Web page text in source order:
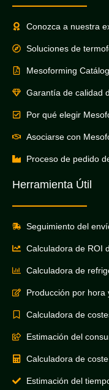
Conozca a nuestra
Soluciones de
Mesoforming
Garantía de calidad
Por qué elegir
Asociarse con
Proceso de pedido
Herramienta Útil
Seguimiento del
Calculadora de ROI
Calculadora de
Producción por hora
Calculadora de
Estimación del
Calculadora de
Estimación del